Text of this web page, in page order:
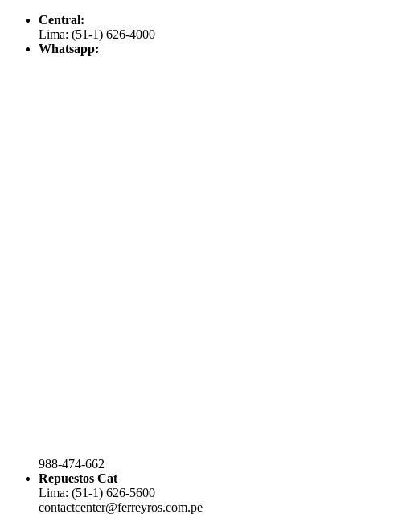
Central:
Lima: (51-1) 626-4000
Whatsapp:
988-474-662
Repuestos Cat
Lima: (51-1) 626-5600
contactcenter@ferreyros.com.pe